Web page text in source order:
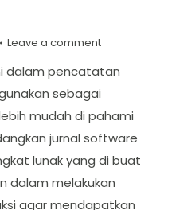
Leave a comment
dalam pencatatan
sebagai
mudah di pahami
jurnal software
lunak yang di buat
dalam melakukan
agar mendapatkan